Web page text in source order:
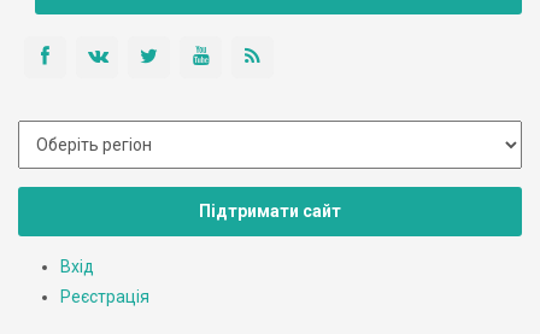
Підтримати сайт
Вхід
Реєстрація